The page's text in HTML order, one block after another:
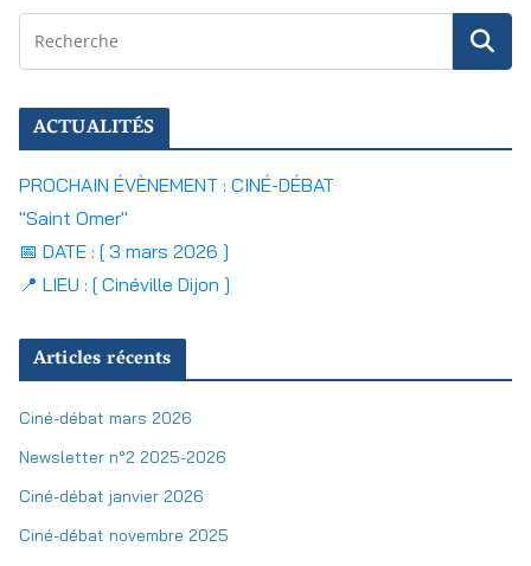
ACTUALITÉS
PROCHAIN ÉVÈNEMENT : CINÉ-DÉBAT
"Saint Omer"
📅 DATE : [ 3 mars 2026 ]
📍 LIEU : [ Cinéville Dijon ]
Articles récents
Ciné-débat mars 2026
Newsletter n°2 2025-2026
Ciné-débat janvier 2026
Ciné-débat novembre 2025